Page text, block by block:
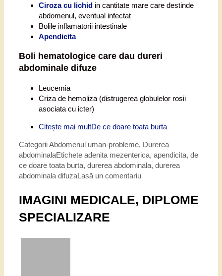
Ciroza cu lichid in cantitate mare care destinde
abdomenul, eventual infectat
Bolile inflamatorii intestinale
Apendicita
Boli hematologice care dau dureri
abdominale difuze
Leucemia
Criza de hemoliza (distrugerea globulelor rosii
asociata cu icter)
Citește mai multDe ce doare toata burta
CategoriiAbdomenul uman-probleme, Durerea
abdominalaEtichete adenita mezenterica, apendicita, de
ce doare toata burta, durerea abdominala, durerea
abdominala difuzaLasă un comentariu
IMAGINI MEDICALE, DIPLOME
SPECIALIZARE